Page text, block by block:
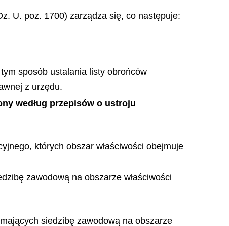
U. poz. 1700) zarządza się, co następuje:
sposób ustalania listy obrońców
z urzędu.
według przepisów o ustroju
których obszar właściwości obejmuje
zawodową na obszarze właściwości
siedzibę zawodową na obszarze